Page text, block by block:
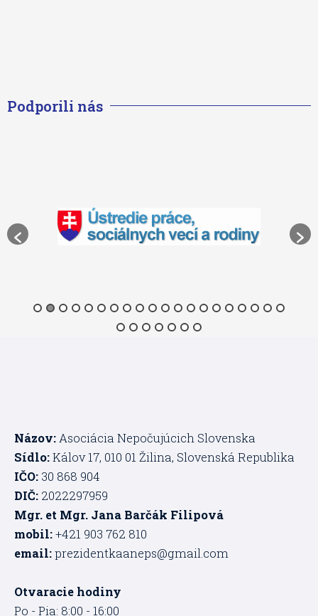
Podporili nás
Názov: Asociácia Nepočujúcich Slovenska
Sídlo:Kálov 17, 010 01 Žilina, Slovenská Republika
IČO: 30 868 904
DIČ: 2022297959
Mgr. et Mgr. Jana Barčák Filipová
mobil:+421 903 762 810
email:prezidentkaaneps@gmail.com
Otvaracie hodiny
Po - Pia: 8:00 - 16:00